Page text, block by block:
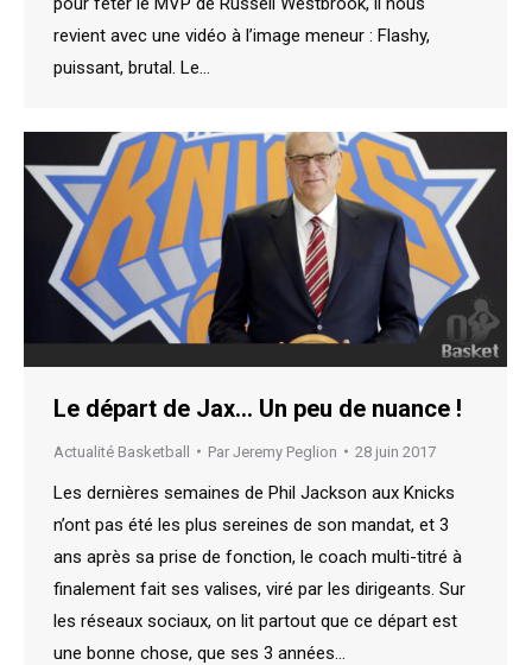
revient avec une vidéo à l’image meneur : Flashy,
puissant, brutal. Le…
Le départ de Jax… Un peu de nuance !
Actualité Basketball Par Jeremy Peglion 28 juin 2017
Les dernières semaines de Phil Jackson aux Knicks
n’ont pas été les plus sereines de son mandat, et 3
ans après sa prise de fonction, le coach multi-titré à
finalement fait ses valises, viré par les dirigeants. Sur
les réseaux sociaux, on lit partout que ce départ est
une bonne chose, que ses 3 années…